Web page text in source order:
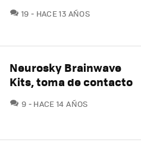
19 COMENTARIOS
HACE 13 AÑOS
Neurosky Brainwave
Kits, toma de contacto
9 COMENTARIOS
HACE 14 AÑOS